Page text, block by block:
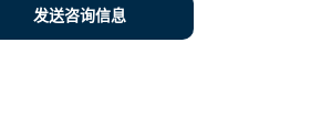
发送咨询信息